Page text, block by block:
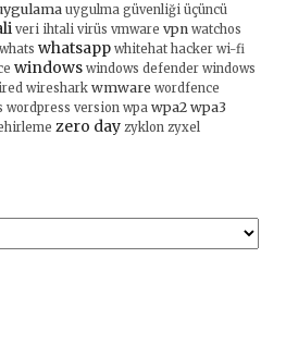
uygulma güvenliği üçüncü
veri ihtali virüs vmware vpn watchos
whats whatsapp whitehat hacker wi-fi
windows windows defender windows
wireshark wmware wordfence
wordpress version wpa wpa2 wpa3
zero day zyklon zyxel